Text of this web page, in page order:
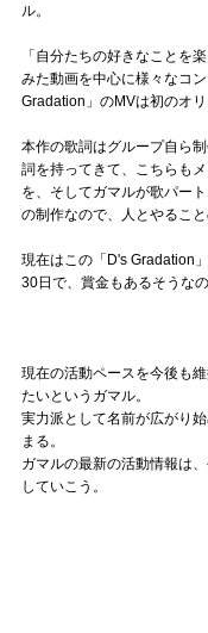
ル。
「自分たちの好きなことを
みた動画を中心に様々なコ
Gradation」のMVは初のオ
本作の歌詞はグループ自ら
詞を持ってきて、こちらも
を、そしてガマルが歌パー
の制作なので、人とやるこ
現在はこの「D's Gradation
30日で、賞金もあるそうな
現在の活動ペースを今後も
たいというガマル。
実力派として名前が広がり
まる。
ガマルの最新の活動情報は
していこう。